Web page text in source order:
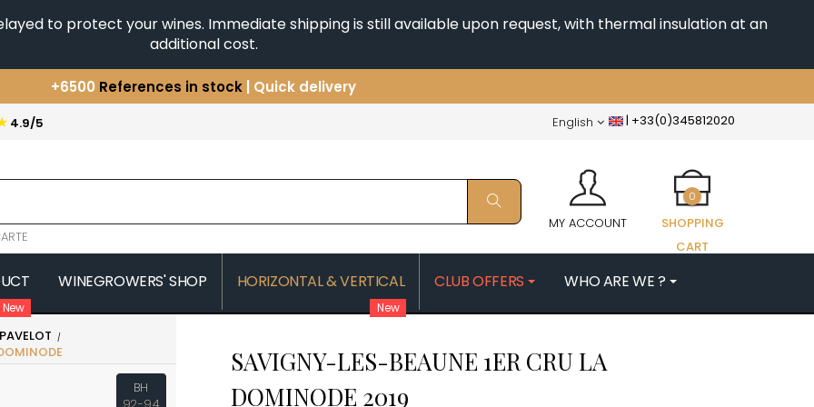
to protect your wines. Immediate shipping is still available upon request, with thermal insulation at an
additional cost.
+6500 References in stock | Quick delivery
You have a question ?+33(0)345812020
Discover our selection of
4.9/5 | +33(0)345812020
English
MY ACCOUNT
SHOPPING
CART
0
GUILLAUME
COMTES LAFON
CONFURON JEAN-JACQUES
COQUARD LOISON FLEUROT
JAYER GILLES
JAYER JACQUELINE
JEANNOT
MOROT ALBERT
MORTET DENIS
New
WINEGROWERS' SHOP HORIZONTAL & VERTICAL
New
CLUB OFFERS WHO ARE WE ?
PAVELOT
BH
SAVIGNY-LES-BEAUNE 1ER CRU LA
DOMINODE 2019